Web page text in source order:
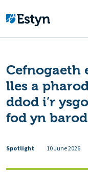
Cefnogaeth
lles a
ddod i’r
fod yn
Spotlight 10 June 2026